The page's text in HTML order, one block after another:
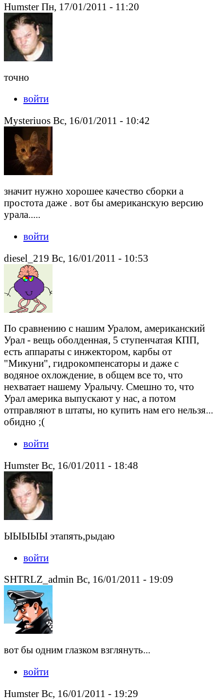
Humster Пн, 17/01/2011 - 11:20
точно
войти
Mysteriuos Вс, 16/01/2011 - 10:42
значит нужно хорошее качество сборки а
простота даже . вот бы американскую версию
урала.....
войти
diesel_219 Вс, 16/01/2011 - 10:53
По сравнению с нашим Уралом, американский
Урал - вещь оболденная, 5 ступенчатая КПП,
есть аппараты с инжектором, карбы от
"Микуни", гидрокомпенсаторы и даже с
водяное охлождение, в общем все то, что
нехватает нашему Уралычу. Смешно то, что
Урал америка выпускают у нас, а потом
отправляют в штаты, но купить нам его нельзя...
обидно ;(
войти
Humster Вс, 16/01/2011 - 18:48
ЫЫЫЫЫ этапять,рыдаю
войти
SHTRLZ_admin Вс, 16/01/2011 - 19:09
вот бы одним глазком взглянуть...
войти
Humster Вс, 16/01/2011 - 19:29